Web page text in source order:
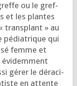
ou le gref­
et les plantes
trans­plant » au
pédia­trique qui
femme et
évi­dem­ment
gérer le déra­ci­
en attente